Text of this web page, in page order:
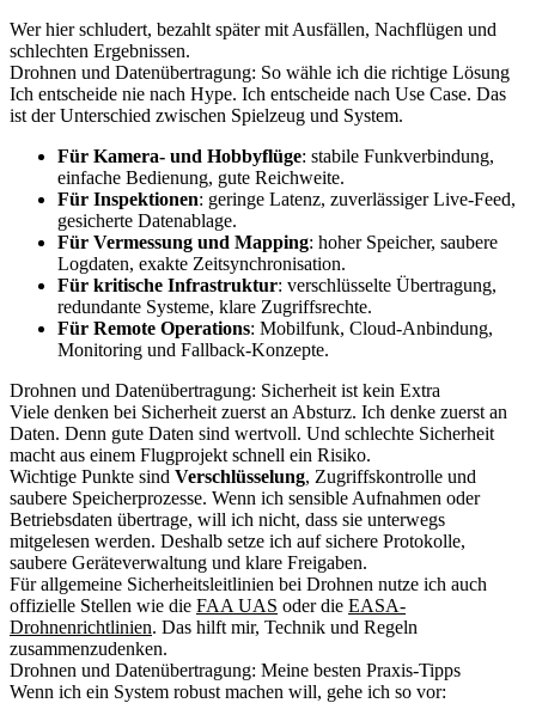
Wer hier schludert, bezahlt später mit Ausfällen, Nachflügen und
schlechten Ergebnissen.
Drohnen und Datenübertragung: So wähle ich die richtige Lösung
Ich entscheide nie nach Hype. Ich entscheide nach Use Case. Das
ist der Unterschied zwischen Spielzeug und System.
Für Kamera- und Hobbyflüge: stabile Funkverbindung,
einfache Bedienung, gute Reichweite.
Für Inspektionen: geringe Latenz, zuverlässiger Live-Feed,
gesicherte Datenablage.
Für Vermessung und Mapping: hoher Speicher, saubere
Logdaten, exakte Zeitsynchronisation.
Für kritische Infrastruktur: verschlüsselte Übertragung,
redundante Systeme, klare Zugriffsrechte.
Für Remote Operations: Mobilfunk, Cloud-Anbindung,
Monitoring und Fallback-Konzepte.
Drohnen und Datenübertragung: Sicherheit ist kein Extra
Viele denken bei Sicherheit zuerst an Absturz. Ich denke zuerst an
Daten. Denn gute Daten sind wertvoll. Und schlechte Sicherheit
macht aus einem Flugprojekt schnell ein Risiko.
Wichtige Punkte sind Verschlüsselung, Zugriffskontrolle und
saubere Speicherprozesse. Wenn ich sensible Aufnahmen oder
Betriebsdaten übertrage, will ich nicht, dass sie unterwegs
mitgelesen werden. Deshalb setze ich auf sichere Protokolle,
saubere Geräteverwaltung und klare Freigaben.
Für allgemeine Sicherheitsleitlinien bei Drohnen nutze ich auch
offizielle Stellen wie die FAA UAS oder die EASA-
Drohnenrichtlinien. Das hilft mir, Technik und Regeln
zusammenzudenken.
Drohnen und Datenübertragung: Meine besten Praxis-Tipps
Wenn ich ein System robust machen will, gehe ich so vor: